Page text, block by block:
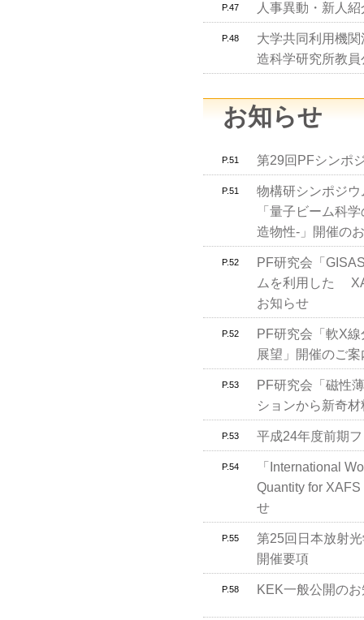
P.47 人事異動・新人紹
P.48
大学共同利用機
造科学研究所教
お知らせ
P.51 第29回PFシンポ
P.51
物構研シンポジウ
「量子ビーム科
造物性-」開催の
P.52
PF研究会「
ムを利用した
お知らせ
P.52
PF研究会「軟X
展望」開催のご案
P.53
PF研究会「磁性
ションから新奇
P.53 平成24年度前期
P.54
「International
Quantity for
せ
P.55
第25回日本放射
開催要項
P.58 KEK一般公開の